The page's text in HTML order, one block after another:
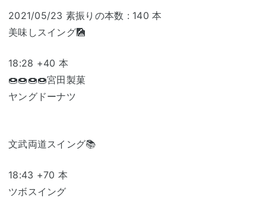
2021/05/23 素振りの本数 : 140 本
美味しスイング🎑
18:28 +40 本
🍩🍩🍩🍩宮田製菓
ヤングドーナツ
文武両道スイング📚
18:43 +70 本
ツボスイング